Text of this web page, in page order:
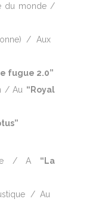
du monde /
/ Aux​
fugue 2.0”
/ Au “Royal
/ A “La
/ Au